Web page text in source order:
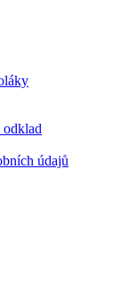
odklad
údajů